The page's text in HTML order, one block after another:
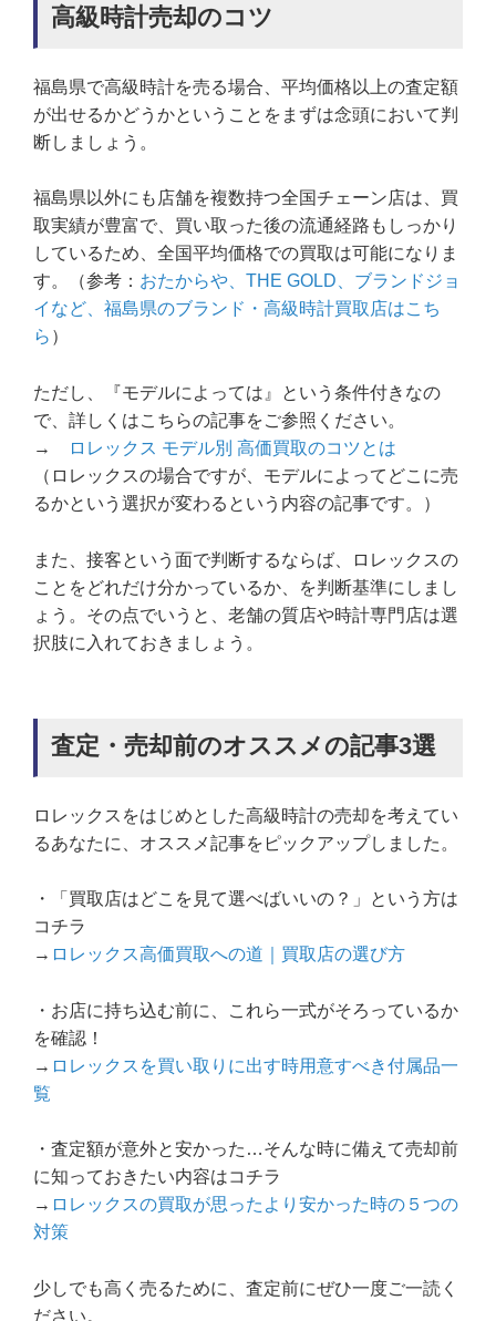
高級時計売却のコツ
福島県で高級時計を売る場合、平均価格以上の査定額
が出せるかどうかということをまずは念頭において判
断しましょう。
福島県以外にも店舗を複数持つ全国チェーン店は、買
取実績が豊富で、買い取った後の流通経路もしっかり
しているため、全国平均価格での買取は可能になりま
す。（参考： おたからや、THE GOLD、ブランドジョ
イなど、福島県のブランド・高級時計買取店はこち
ら ）
ただし、『モデルによっては』という条件付きなの
で、詳しくはこちらの記事をご参照ください。
→
ロレックス モデル別 高価買取のコツとは
（ロレックスの場合ですが、モデルによってどこに売
るかという選択が変わるという内容の記事です。）
また、接客という面で判断するならば、ロレックスの
ことをどれだけ分かっているか、を判断基準にしまし
ょう。その点でいうと、老舗の質店や時計専門店は選
択肢に入れておきましょう。
査定・売却前のオススメの記事3選
ロレックスをはじめとした高級時計の売却を考えてい
るあなたに、オススメ記事をピックアップしました。
・「買取店はどこを見て選べばいいの？」という方は
コチラ
→ ロレックス高価買取への道｜買取店の選び方
・お店に持ち込む前に、これら一式がそろっているか
を確認！
→ ロレックスを買い取りに出す時用意すべき付属品一
覧
・査定額が意外と安かった…そんな時に備えて売却前
に知っておきたい内容はコチラ
→ ロレックスの買取が思ったより安かった時の５つの
対策
少しでも高く売るために、査定前にぜひ一度ご一読く
ださい。